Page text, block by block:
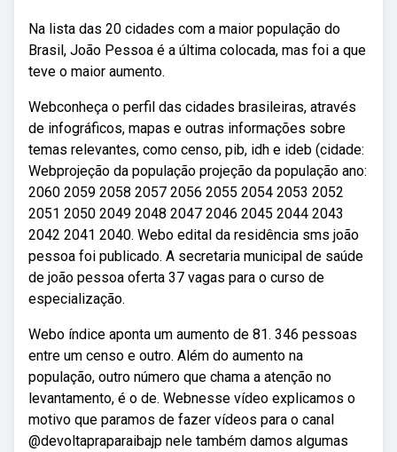
Na lista das 20 cidades com a maior população do
Brasil, João Pessoa é a última colocada, mas foi a que
teve o maior aumento.
Webconheça o perfil das cidades brasileiras, através
de infográficos, mapas e outras informações sobre
temas relevantes, como censo, pib, idh e ideb (cidade:
Webprojeção da população projeção da população ano:
2060 2059 2058 2057 2056 2055 2054 2053 2052
2051 2050 2049 2048 2047 2046 2045 2044 2043
2042 2041 2040. Webo edital da residência sms joão
pessoa foi publicado. A secretaria municipal de saúde
de joão pessoa oferta 37 vagas para o curso de
especialização.
Webo índice aponta um aumento de 81. 346 pessoas
entre um censo e outro. Além do aumento na
população, outro número que chama a atenção no
levantamento, é o de. Webnesse vídeo explicamos o
motivo que paramos de fazer vídeos para o canal
@devoltapraparaibajp nele também damos algumas